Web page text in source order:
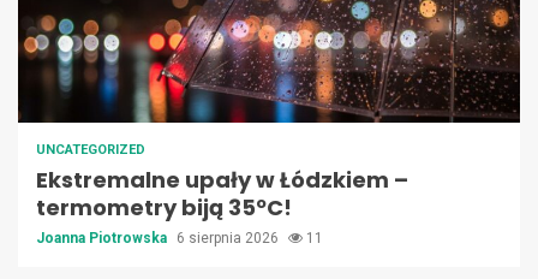
UNCATEGORIZED
Ekstremalne upały w Łódzkiem –
termometry biją 35ºC!
Joanna Piotrowska 6 sierpnia 2026 11